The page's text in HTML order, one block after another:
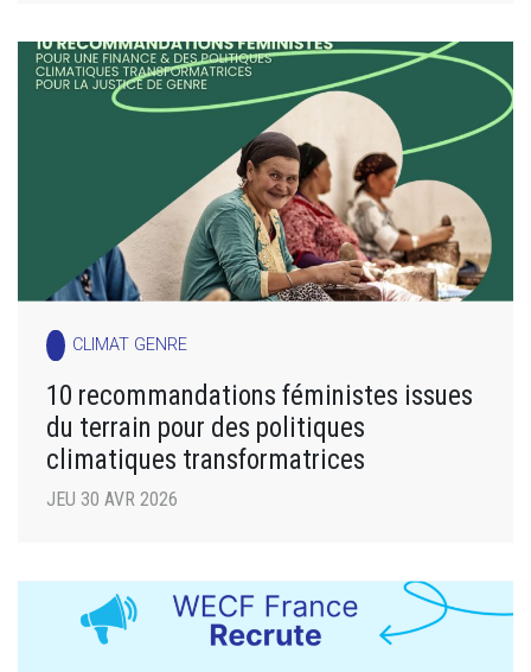
CLIMAT GENRE
10 recommandations féministes issues
du terrain pour des politiques
climatiques transformatrices
JEU 30 AVR 2026